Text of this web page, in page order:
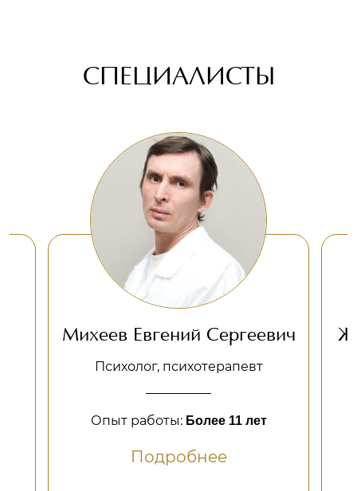
СПЕЦИАЛИСТЫ
Михеев Евгений Сергеевич
Психолог, психотерапевт
Опыт работы: Более 11 лет
Подробнее